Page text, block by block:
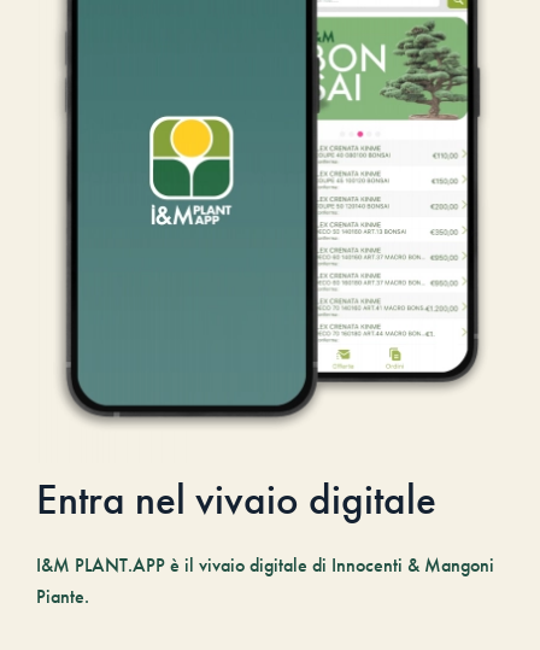
Entra nel vivaio digitale
I&M PLANT.APP è il vivaio digitale di Innocenti & Mangoni
Piante.